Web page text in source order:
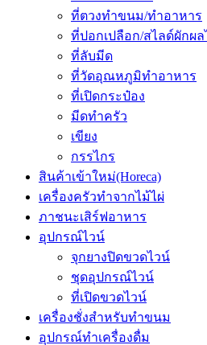
ที่ตวงทำขนม/ทำอาหาร
ที่ปอกเปลือก/สไลด์ผักผล
ที่ลับมีด
ที่วัดอุณหภูมิทำอาหาร
ที่เปิดกระป๋อง
มีดทำครัว
เขียง
กรรไกร
สินค้าเข้าใหม่(Horeca)
เครื่องครัวทำจากไม้ไผ่
ภาชนะเสิร์ฟอาหาร
อุปกรณ์ไวน์
จุกยางปิดขวดไวน์
ชุดอุปกรณ์ไวน์
ที่เปิดขวดไวน์
เครื่องชั่งสำหรับทำขนม
อุปกรณ์ทำเครื่องดื่ม